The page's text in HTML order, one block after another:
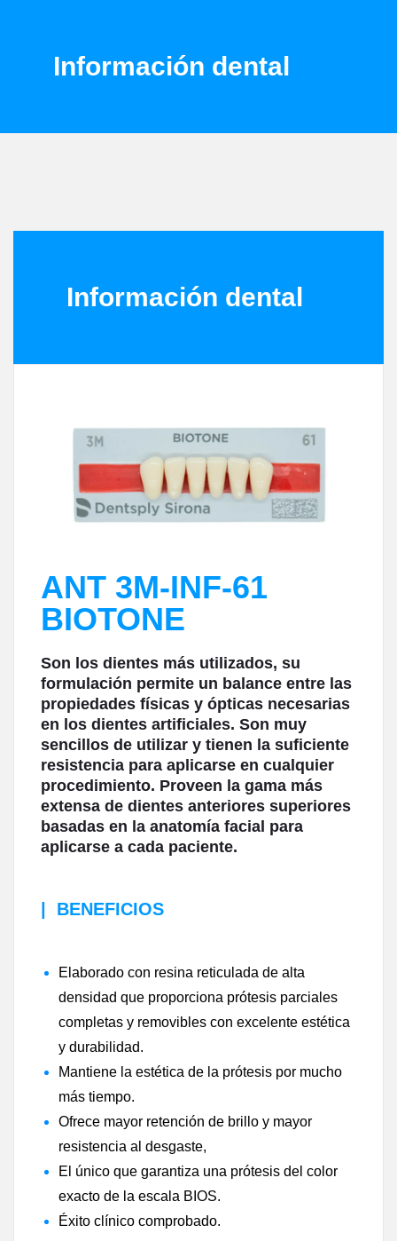
Información dental
Información dental
ANT 3M-INF-61
BIOTONE
Son los dientes más utilizados, su
formulación permite un balance entre las
propiedades físicas y ópticas necesarias
en los dientes artificiales. Son muy
sencillos de utilizar y tienen la suficiente
resistencia para aplicarse en cualquier
procedimiento. Proveen la gama más
extensa de dientes anteriores superiores
basadas en la anatomía facial para
aplicarse a cada paciente.
BENEFICIOS
Elaborado con resina reticulada de alta
densidad que proporciona prótesis parciales
completas y removibles con excelente estética
y durabilidad.
Mantiene la estética de la prótesis por mucho
más tiempo.
Ofrece mayor retención de brillo y mayor
resistencia al desgaste,
El único que garantiza una prótesis del color
exacto de la escala BIOS.
Éxito clínico comprobado.